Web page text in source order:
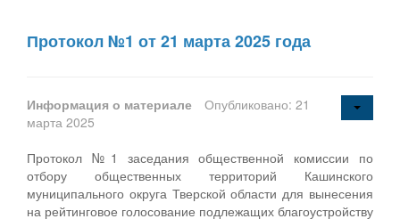
Протокол №1 от 21 марта 2025 года
Информация о материале
Опубликовано: 21
марта 2025
Протокол №1 заседания общественной комиссии по
отбору общественных территорий Кашинского
муниципального округа Тверской области для вынесения
на рейтинговое голосование подлежащих благоустройству